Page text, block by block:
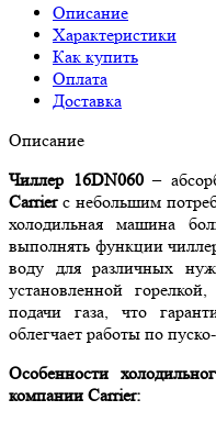
Описание
Характеристики
Как купить
Оплата
Доставка
Описание
Чиллер 16DN060–
Carrierс небольшим
холодильная машина
выполнять функции
воду для различных
установленной
подачи газа, что
облегчает работы по
Особенности
компании Carrier: